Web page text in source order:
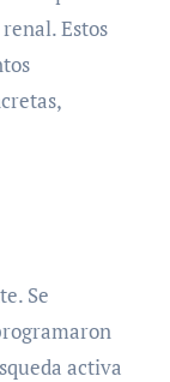
Estos
Se
activa